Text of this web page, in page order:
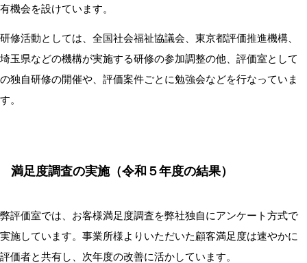
有機会を設けています。
研修活動としては、全国社会福祉協議会、東京都評価推進機構、
埼玉県などの機構が実施する研修の参加調整の他、評価室として
の独自研修の開催や、評価案件ごとに勉強会などを行なっていま
す。
満足度調査の実施（令和５年度の結果）
弊評価室では、お客様満足度調査を弊社独自にアンケート方式で
実施しています。事業所様よりいただいた顧客満足度は速やかに
評価者と共有し、次年度の改善に活かしています。